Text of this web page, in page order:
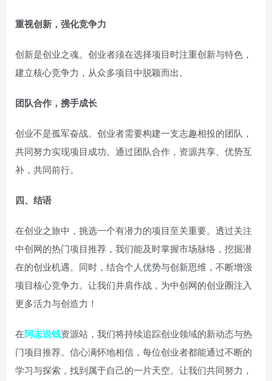
重视创新，强化竞争力
创新是创业之魂。创业者须在选择项目时注重创新与特色，
建立核心竞争力，从众多项目中脱颖而出。
团队合作，携手成长
创业不是孤军奋战。创业者需要构建一支志趣相投的团队，
共同努力实现项目成功。通过团队合作，资源共享、优势互
补，共同前行。
四、结语
在创业之旅中，挑选一个有潜力的项目至关重要。透过关注
中创网的热门项目推荐，我们能及时掌握市场脉络，挖掘潜
在的创业机遇。同时，结合个人优势与创新思维，不断增强
项目核心竞争力。让我们并肩作战，为中创网的创业圈注入
更多活力与创造力！
在阿志说钱资源站，我们将持续追踪创业领域的新动态与热
门项目推荐。信心满怀地相信，每位创业者都能通过不断的
学习与探索，找到属于自己的一片天空。让我们共同努力，